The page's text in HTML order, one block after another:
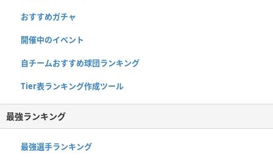
おすすめガチャ
開催中のイベント
自チームおすすめ球団ランキング
Tier表ランキング作成ツール
最強ランキング
最強選手ランキング